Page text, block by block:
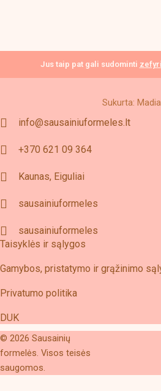
Jus taip pat gali sudominti
Sukurta:
info@sausainiuformeles.lt
+370 621 09 364
Kaunas, Eiguliai
sausainiuformeles
sausainiuformeles
Taisyklės ir sąlygos
Gamybos, pristatymo ir grąžinimo
Privatumo politika
DUK
© 2026 Sausainių
formelės. Visos teisės
saugomos.